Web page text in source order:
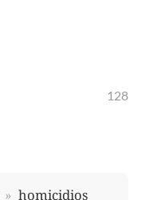
128
homicidios